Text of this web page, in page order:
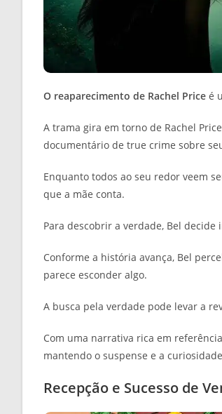
O reaparecimento de Rachel Price é
A trama gira em torno de Rachel
documentário de true crime sobre
Enquanto todos ao seu redor veem
que a mãe conta.
Para descobrir a verdade, Bel
Conforme a história avança, Bel
parece esconder algo.
A busca pela verdade pode levar a
Com uma narrativa rica em
mantendo o suspense e a
Recepção e Sucesso de